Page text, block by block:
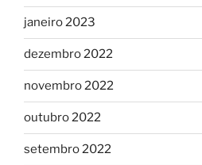
janeiro 2023
dezembro 2022
novembro 2022
outubro 2022
setembro 2022